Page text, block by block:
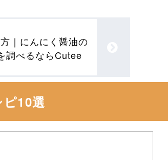
｜にんにく醤油の
調べるならCutee
10選